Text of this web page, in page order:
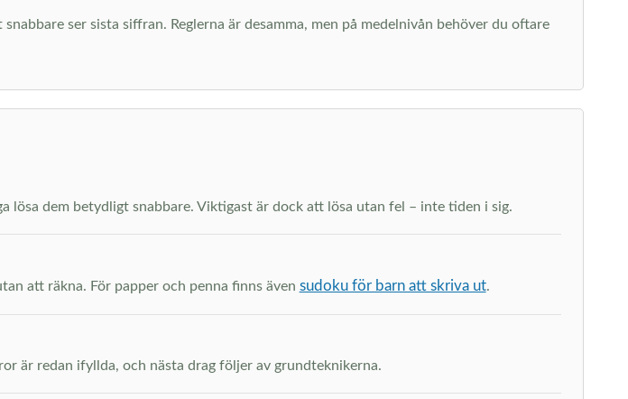
ser sista siffran. Reglerna är desamma, men på medelnivån behöver du oftare
dem betydligt snabbare. Viktigast är dock att lösa utan fel – inte tiden i sig.
att räkna. För papper och penna finns även sudoku för barn att skriva ut.
är redan ifyllda, och nästa drag följer av grundteknikerna.